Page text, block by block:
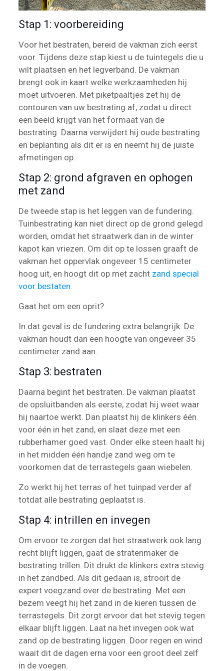
Stap 1: voorbereiding
Voor het bestraten, bereid de vakman zich eerst
voor. Tijdens deze stap kiest u de tuintegels die u
wilt plaatsen en het legverband. De vakman
brengt ook in kaart welke werkzaamheden hij
moet uitvoeren. Met piketpaaltjes zet hij de
contouren van uw bestrating af, zodat u direct
een beeld krijgt van het formaat van de
bestrating. Daarna verwijdert hij oude bestrating
en beplanting als dit er is en neemt hij de juiste
afmetingen op.
Stap 2: grond afgraven en ophogen
met zand
De tweede stap is het leggen van de fundering.
Tuinbestrating kan niet direct op de grond gelegd
worden, omdat het straatwerk dan in de winter
kapot kan vriezen. Om dit op te lossen graaft de
vakman het oppervlak ongeveer 15 centimeter
hoog uit, en hoogt dit op met zacht zand special
voor bestaten
Gaat het om een oprit?
In dat geval is de fundering extra belangrijk. De
vakman houdt dan een hoogte van ongeveer 35
centimeter zand aan.
Stap 3: bestraten
Daarna begint het bestraten. De vakman plaatst
de opsluitbanden als eerste, zodat hij weet waar
hij naartoe werkt. Dan plaatst hij de klinkers één
voor één in het zand, en slaat deze met een
rubberhamer goed vast. Onder elke steen haalt hij
in het midden één handje zand weg om te
voorkomen dat de terrastegels gaan wiebelen.
Zo werkt hij het terras of het tuinpad verder af
totdat alle bestrating geplaatst is.
Stap 4: intrillen en invegen
Om ervoor te zorgen dat het straatwerk ook lang
recht blijft liggen, gaat de stratenmaker de
bestrating trillen. Dit drukt de klinkers extra stevig
in het zandbed. Als dit gedaan is, strooit de
expert voegzand over de bestrating. Met een
bezem veegt hij het zand in de kieren tussen de
terrastegels. Dit zorgt ervoor dat het stevig tegen
elkaar blijft liggen. Laat na het invegen ook wat
zand op de bestrating liggen. Door regen en wind
waait dit de dagen erna voor een groot deel zelf
in de voegen.